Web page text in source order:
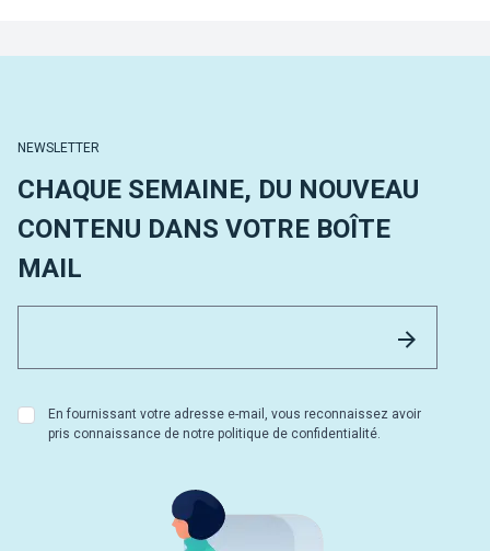
NEWSLETTER
CHAQUE SEMAINE, DU NOUVEAU
CONTENU DANS VOTRE BOÎTE
MAIL
En fournissant votre adresse e-mail, vous reconnaissez avoir
pris connaissance de notre politique de confidentialité.